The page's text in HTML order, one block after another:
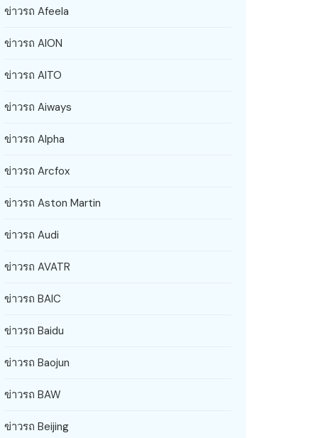
ข่าวรถ Afeela
ข่าวรถ AION
ข่าวรถ AITO
ข่าวรถ Aiways
ข่าวรถ Alpha
ข่าวรถ Arcfox
ข่าวรถ Aston Martin
ข่าวรถ Audi
ข่าวรถ AVATR
ข่าวรถ BAIC
ข่าวรถ Baidu
ข่าวรถ Baojun
ข่าวรถ BAW
ข่าวรถ Beijing